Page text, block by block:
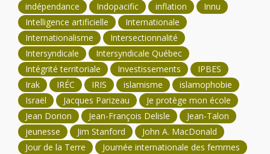
indépendance
Indopacific inflation
Innu
Intelligence artificielle
Internationale
Internationalisme
Intersectionnalité
Intersyndicale
Intersyndicale Québec
Intégrité territoriale
Investissements
IPBES
Irak
IRÉC IRIS islamisme
islamophobie
Israël
Jacques Parizeau
Je protège mon école
Jean Dorion
Jean-François Delisle
Jean-Talon
jeunesse
Jim Stanford
John A. MacDonald
Jour de la Terre
Journée internationale des femmes